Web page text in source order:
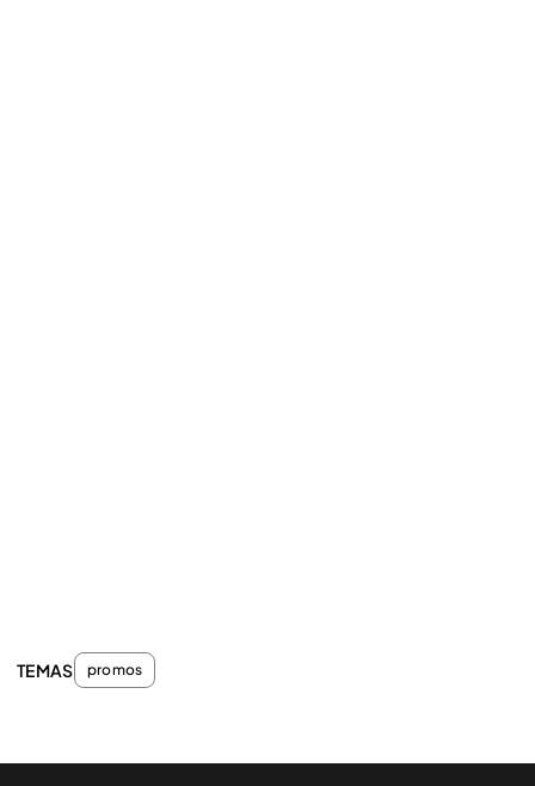
TEMAS promos